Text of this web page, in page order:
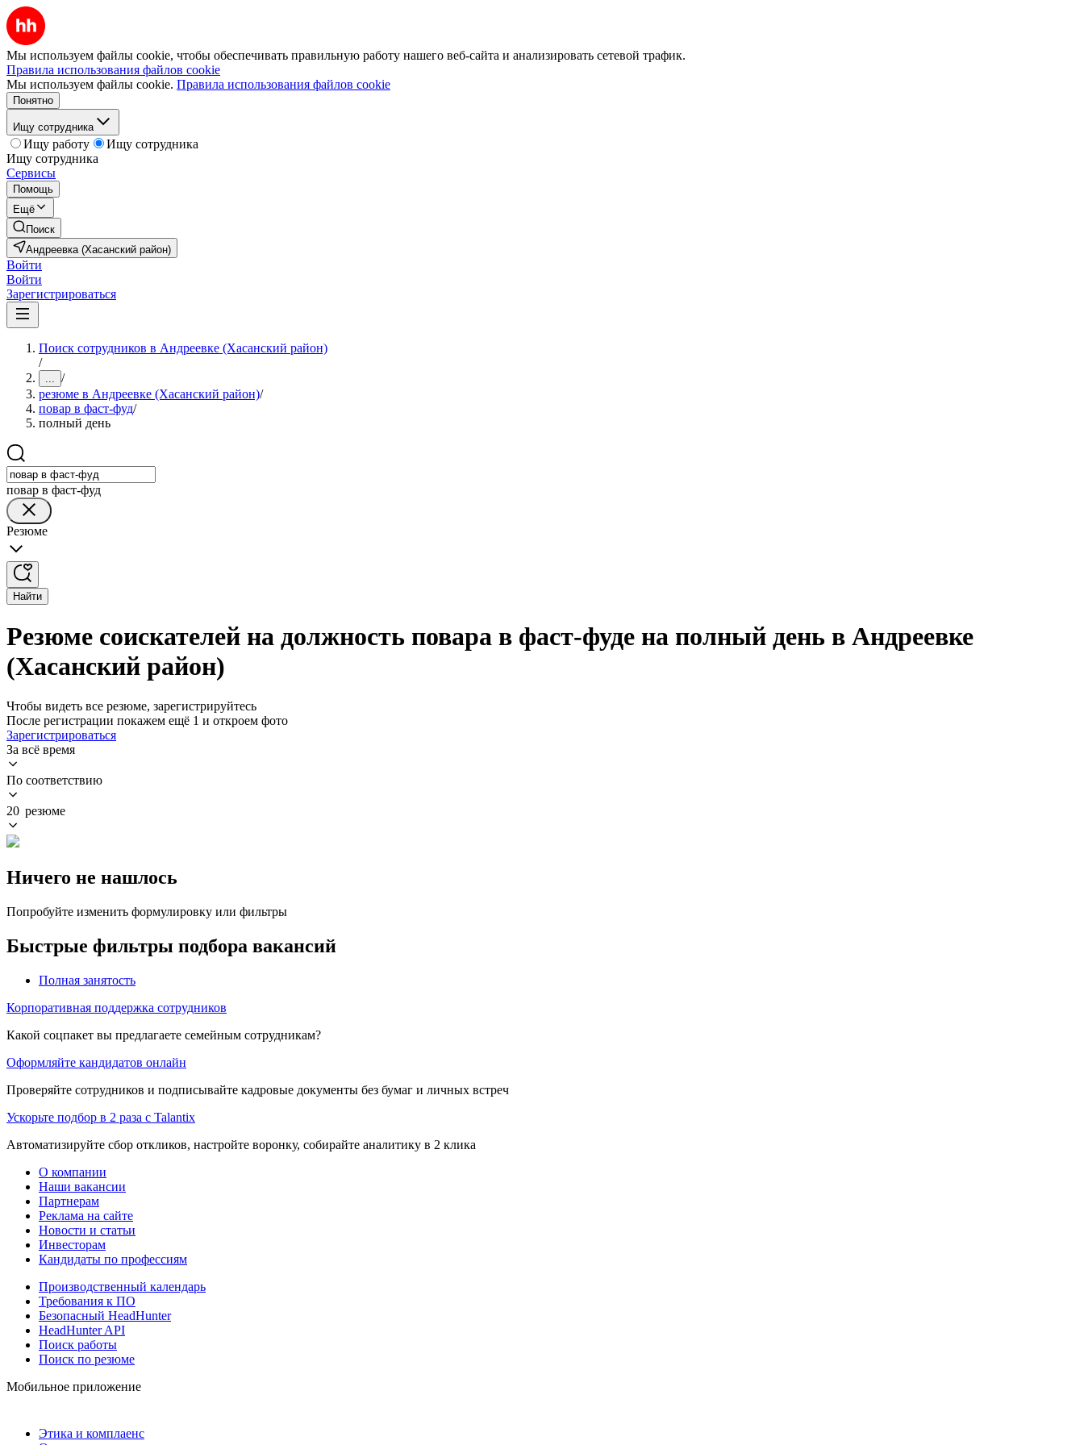
Мы используем файлы cookie, чтобы обеспечивать правильную работу нашего веб-сайта и анализировать сетевой трафик.
Правила использования файлов cookie
Мы используем файлы cookie. Правила использования файлов cookie
Понятно
Ищу сотрудника
Ищу работу
Ищу сотрудника
Ищу сотрудника
Сервисы
Помощь
Ещё
Поиск
Андреевка (Хасанский район)
Войти
Войти
Зарегистрироваться
Поиск сотрудников в Андреевке (Хасанский район)
/
... /
резюме в Андреевке (Хасанский район)/
повар в фаст-фуд/
полный день
повар в фаст-фуд
Резюме
Найти
Резюме соискателей на должность повара в фаст-фуде на полный день в Андреевке
(Хасанский район)
Чтобы видеть все резюме, зарегистрируйтесь
После регистрации покажем ещё 1 и откроем фото
Зарегистрироваться
За всё время
По соответствию
20 резюме
Ничего не нашлось
Попробуйте изменить формулировку или фильтры
Быстрые фильтры подбора вакансий
Полная занятость
Корпоративная поддержка сотрудников
Какой соцпакет вы предлагаете семейным сотрудникам?
Оформляйте кандидатов онлайн
Проверяйте сотрудников и подписывайте кадровые документы без бумаг и личных встреч
Ускорьте подбор в 2 раза с Talantix
Автоматизируйте сбор откликов, настройте воронку, собирайте аналитику в 2 клика
О компании
Наши вакансии
Партнерам
Реклама на сайте
Новости и статьи
Инвесторам
Кандидаты по профессиям
Производственный календарь
Требования к ПО
Безопасный HeadHunter
HeadHunter API
Поиск работы
Поиск по резюме
Мобильное приложение
Этика и комплаенс